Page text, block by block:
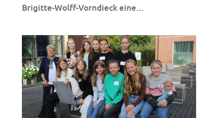
Brigitte-Wolff-Vorndieck eine...